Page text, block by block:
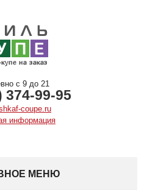
с 9 до 21
374-99-95
coupe.ru
информация
МЕНЮ